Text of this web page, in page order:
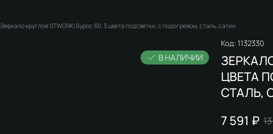
Зеркало круглое STWORKI Бурос 60, 3 цвета подсветки, с подогревом, сталь, сатин
В НАЛИЧИИ
Код: 1132330
ЦВЕТА
СТАЛЬ,
7 591 ₽